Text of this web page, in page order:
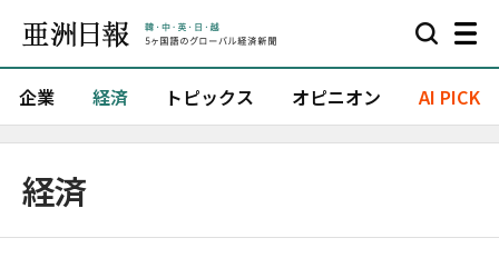
企業 経済 トピックス オピニオン AI PICK
経済